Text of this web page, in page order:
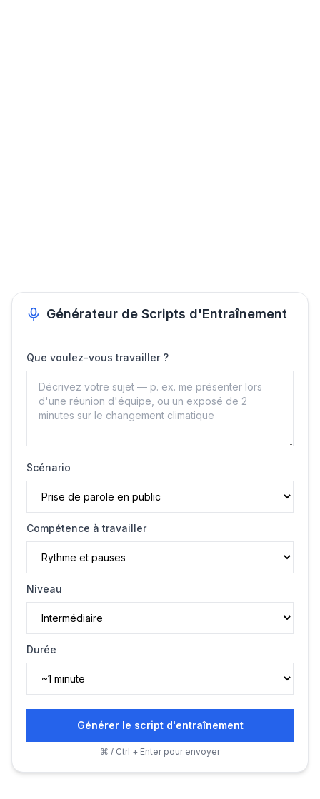
Générateur de Scripts d'Entraînement
Que voulez-vous travailler ?
Scénario
Compétence à travailler
Niveau
Durée
Générer le script d'entraînement
⌘ / Ctrl + Enter pour envoyer